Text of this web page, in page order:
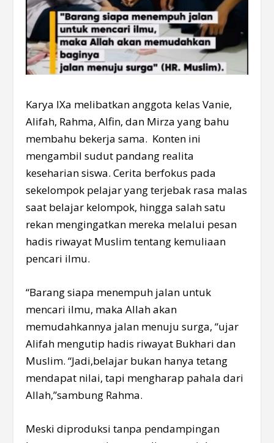
Karya IXa melibatkan anggota kelas Vanie,
Alifah, Rahma, Alfin, dan Mirza yang bahu
membahu bekerja sama. Konten ini
mengambil sudut pandang realita
keseharian siswa. Cerita berfokus pada
sekelompok pelajar yang terjebak rasa malas
saat belajar kelompok, hingga salah satu
rekan mengingatkan mereka melalui pesan
hadis riwayat Muslim tentang kemuliaan
pencari ilmu.
“Barang siapa menempuh jalan untuk
mencari ilmu, maka Allah akan
memudahkannya jalan menuju surga, “ujar
Alifah mengutip hadis riwayat Bukhari dan
Muslim. “Jadi,belajar bukan hanya tetang
mendapat nilai, tapi mengharap pahala dari
Allah,”sambung Rahma.
Meski diproduksi tanpa pendampingan